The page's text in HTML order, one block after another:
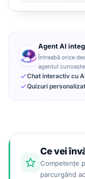
Agent AI
Întreabă orice
agentul
Chat interactiv cu
Quizuri
Ce vei
Competențe
parcurgând